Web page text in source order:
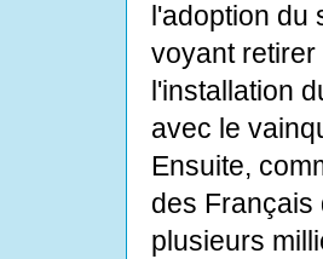
l'adoption
voyant
l'installation
avec le
Ensuite,
des Français
plusieurs